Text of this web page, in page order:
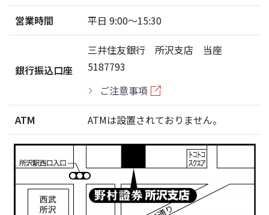
営業時間 平日 9:00〜15:30
銀行振込口座
三井住友銀行 所沢支店 当座
5187793
ご注意事項
ATM ATMは設置されておりません。